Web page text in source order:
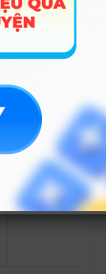
DGNLHCM
DGNLHCM